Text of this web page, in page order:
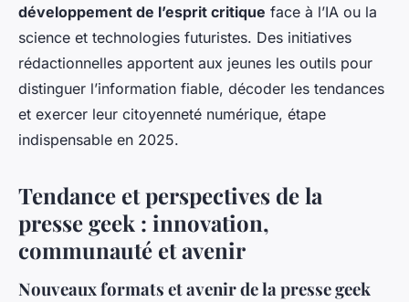
développement de l’esprit critique face à l’IA ou la
science et technologies futuristes. Des initiatives
rédactionnelles apportent aux jeunes les outils pour
distinguer l’information fiable, décoder les tendances
et exercer leur citoyenneté numérique, étape
indispensable en 2025.
Tendance et perspectives de la
presse geek : innovation,
communauté et avenir
Nouveaux formats et avenir de la presse geek